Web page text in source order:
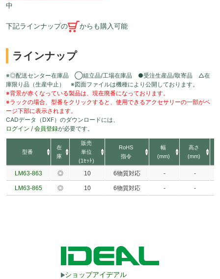
中
下記ラインナップの からも購入可能
ラインナップ
※◎配送センター在庫品 ◯組立品/工場在庫品 ●受注生産品/取寄品 △在
庫限り品（生産中止） ※図面ファイルは機種により公開しております。
※背景が赤くなっている製品は、現在廃番になっております。
※ラックの場合、型番をクリックすると、使用できるアクセサリーの一部がペ
ージ下部に表示されます。
CADデータ（DXF）のダウンロードには、
ログイン / 会員登録が必要です。
型番
在
庫
販売
単位
(1ｾｯﾄ)
RoHS
指令
幅
(mm)
高さ
(mm)
LM63-863 ◎ 10 6物質対応 - -
LM63-865 ◎ 10 6物質対応 - -
ショップアイデアル